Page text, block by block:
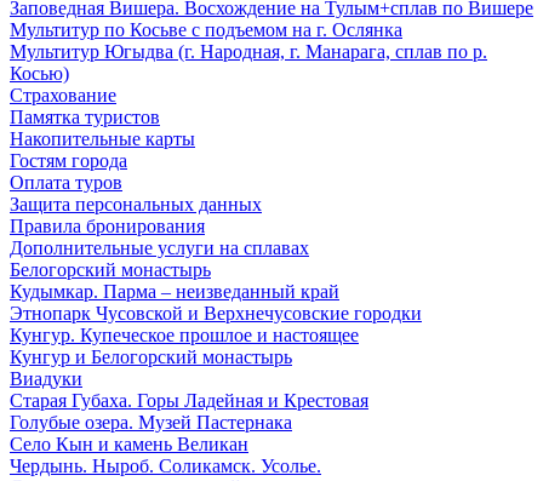
Заповедная Вишера. Восхождение на Тулым+сплав по Вишере
Мультитур по Косьве с подъемом на г. Ослянка
Мультитур Югыдва (г. Народная, г. Манарага, сплав по р.
Косью)
Страхование
Памятка туристов
Накопительные карты
Гостям города
Оплата туров
Защита персональных данных
Правила бронирования
Дополнительные услуги на сплавах
Белогорский монастырь
Кудымкар. Парма – неизведанный край
Этнопарк Чусовской и Верхнечусовские городки
Кунгур. Купеческое прошлое и настоящее
Кунгур и Белогорский монастырь
Виадуки
Старая Губаха. Горы Ладейная и Крестовая
Голубые озера. Музей Пастернака
Село Кын и камень Великан
Чердынь. Ныроб. Соликамск. Усолье.